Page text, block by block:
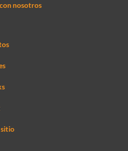
nosotros
sitio